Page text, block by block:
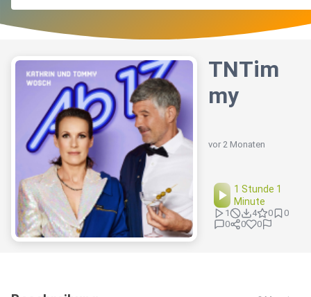
TNTim
my
vor 2 Monaten
1 Stunde 1
Minute
1 4 0
0
0
0 0